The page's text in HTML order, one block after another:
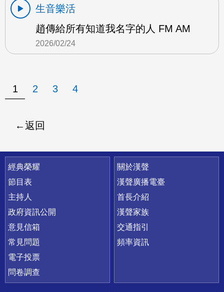
生音樂活
趙傳給所有知道我名字的人 FM AM
2026/02/24
1 2 3 4
返回
快速連結
經典榮耀
節目表
主持人
政府資訊公開
意見信箱
常見問題
電子投票
問卷調查
關於漢聲
漢聲廣播電臺
首長介紹
漢聲家族
交通指引
頻率資訊